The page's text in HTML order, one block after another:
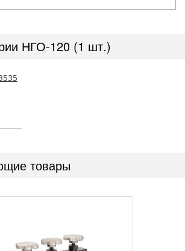
НГО-120 (1 шт.)
товары